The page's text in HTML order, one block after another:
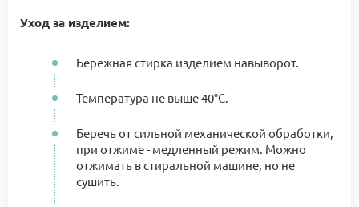
Уход за изделием:
Бережная стирка изделием навыворот.
Температура не выше 40°C.
Беречь от сильной механической обработки,
при отжиме - медленный режим. Можно
отжимать в стиральной машине, но не
сушить.